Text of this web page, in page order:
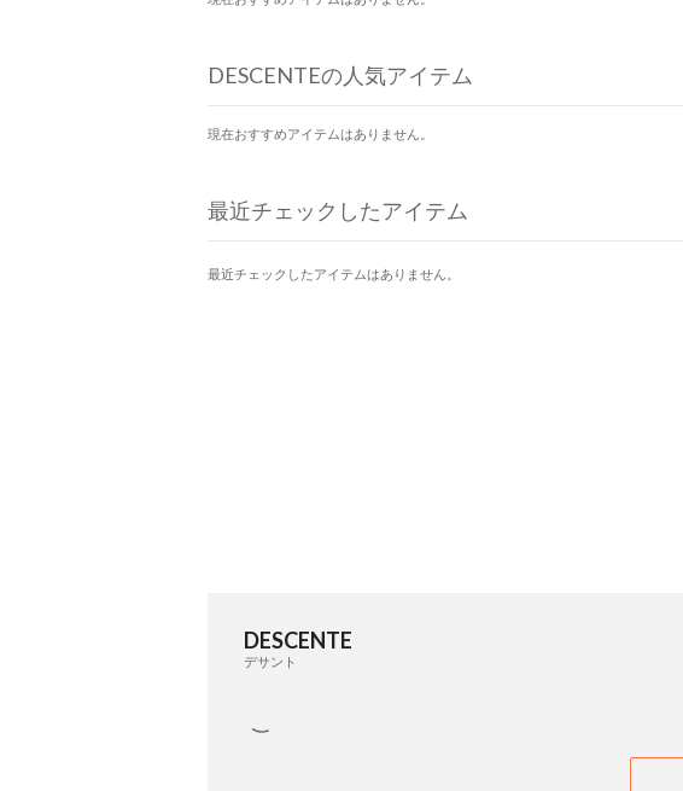
DESCENTEの人気アイテム
現在おすすめアイテムはありません。
最近チェックしたアイテム
最近チェックしたアイテムはありません。
DESCENTE
デサント